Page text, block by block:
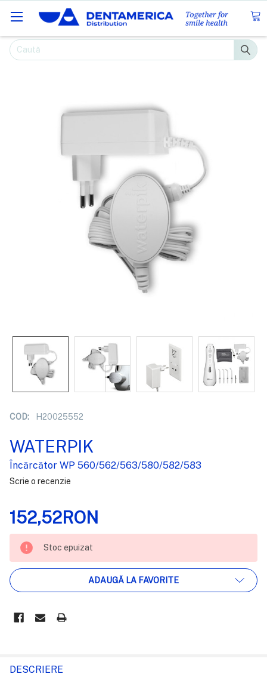
Caută
COD: H20025552
WATERPIK
Încărcător WP 560/562/563/580/582/583
Scrie o recenzie
152,52RON
STOC
EPUIZAT
Stoc epuizat
ADAUGĂ LA FAVORITE
CUMPARATE
DESCRIERE